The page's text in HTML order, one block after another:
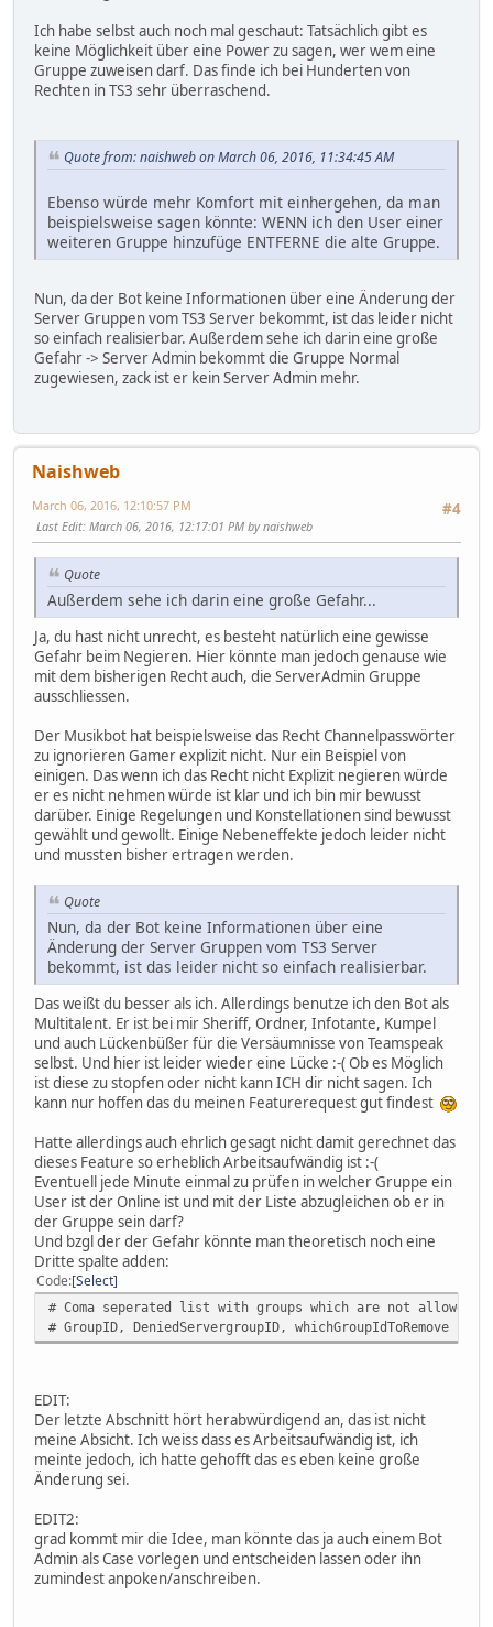
Ich habe selbst auch noch mal geschaut: Tatsächlich gibt es
keine Möglichkeit über eine Power zu sagen, wer wem eine
Gruppe zuweisen darf. Das finde ich bei Hunderten von
Rechten in TS3 sehr überraschend.
Quote from: naishweb on March 06, 2016, 11:34:45 AM
Ebenso würde mehr Komfort mit einhergehen, da man
beispielsweise sagen könnte: WENN ich den User einer
weiteren Gruppe hinzufüge ENTFERNE die alte Gruppe.
Nun, da der Bot keine Informationen über eine Änderung der
Server Gruppen vom TS3 Server bekommt, ist das leider nicht
so einfach realisierbar. Außerdem sehe ich darin eine große
Gefahr -> Server Admin bekommt die Gruppe Normal
zugewiesen, zack ist er kein Server Admin mehr.
Naishweb
#4
March 06, 2016, 12:10:57 PM
Last Edit: March 06, 2016, 12:17:01 PM by naishweb
Quote
Außerdem sehe ich darin eine große Gefahr...
Ja, du hast nicht unrecht, es besteht natürlich eine gewisse
Gefahr beim Negieren. Hier könnte man jedoch genause wie
mit dem bisherigen Recht auch, die ServerAdmin Gruppe
ausschliessen.
Der Musikbot hat beispielsweise das Recht Channelpasswörter
zu ignorieren Gamer explizit nicht. Nur ein Beispiel von
einigen. Das wenn ich das Recht nicht Explizit negieren würde
er es nicht nehmen würde ist klar und ich bin mir bewusst
darüber. Einige Regelungen und Konstellationen sind bewusst
gewählt und gewollt. Einige Nebeneffekte jedoch leider nicht
und mussten bisher ertragen werden.
Quote
Nun, da der Bot keine Informationen über eine
Änderung der Server Gruppen vom TS3 Server
bekommt, ist das leider nicht so einfach realisierbar.
Das weißt du besser als ich. Allerdings benutze ich den Bot als
Multitalent. Er ist bei mir Sheriff, Ordner, Infotante, Kumpel
und auch Lückenbüßer für die Versäumnisse von Teamspeak
selbst. Und hier ist leider wieder eine Lücke :-( Ob es Möglich
ist diese zu stopfen oder nicht kann ICH dir nicht sagen. Ich
kann nur hoffen das du meinen Featurerequest gut findest
Hatte allerdings auch ehrlich gesagt nicht damit gerechnet das
dieses Feature so erheblich Arbeitsaufwändig ist :-(
Eventuell jede Minute einmal zu prüfen in welcher Gruppe ein
User ist der Online ist und mit der Liste abzugleichen ob er in
der Gruppe sein darf?
Und bzgl der der Gefahr könnte man theoretisch noch eine
Dritte spalte adden:
Code Select
# Coma seperated list with groups which are not allowed
# GroupID, DeniedServergroupID, whichGroupIdToRemove
EDIT:
Der letzte Abschnitt hört herabwürdigend an, das ist nicht
meine Absicht. Ich weiss dass es Arbeitsaufwändig ist, ich
meinte jedoch, ich hatte gehofft das es eben keine große
Änderung sei.
EDIT2:
grad kommt mir die Idee, man könnte das ja auch einem Bot
Admin als Case vorlegen und entscheiden lassen oder ihn
zumindest anpoken/anschreiben.